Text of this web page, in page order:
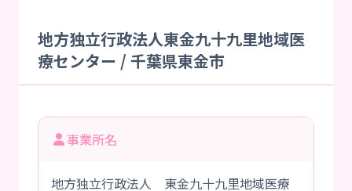
地方独立行政法人東金九十九里地域医
療センター / 千葉県東金市
事業所名
地方独立行政法人 東金九十九里地域医療